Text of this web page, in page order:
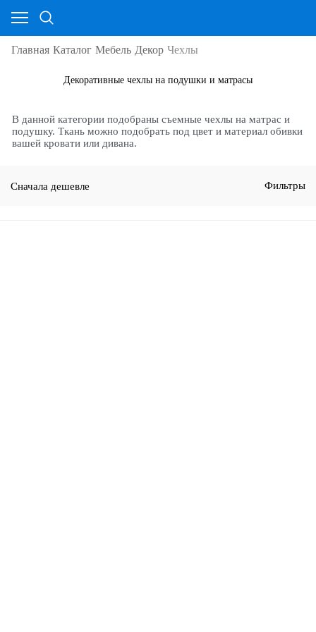
Главная Каталог Мебель Декор Чехлы
Декоративные чехлы на подушки и матрасы
В данной категории подобраны съемные чехлы на матрас и
подушку. Ткань можно подобрать под цвет и материал обивки
вашей кровати или дивана.
Сначала дешевле Фильтры